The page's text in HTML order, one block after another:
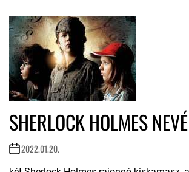
SHERLOCK HOLMES
2022.01.20.